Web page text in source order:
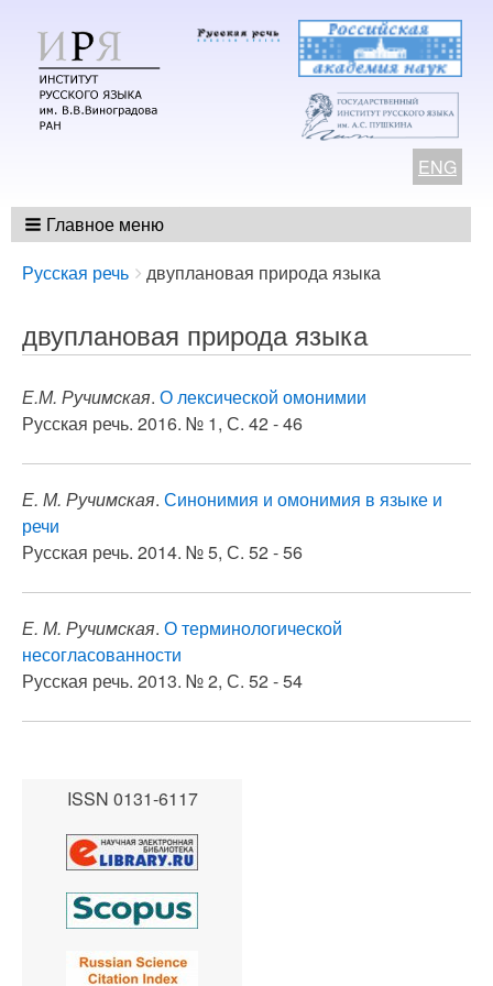
ENG
Главное меню
Breadcrumbs
You
here:
Русская речь двуплановая природа языка
двуплановая природа языка
Е.М. Ручимская. О лексической омонимии
Русская речь. 2016. № 1, С. 42 - 46
Е. М. Ручимская. Синонимия и омонимия в языке и
речи
Русская речь. 2014. № 5, С. 52 - 56
Е. М. Ручимская. О терминологической
несогласованности
Русская речь. 2013. № 2, С. 52 - 54
ISSN 0131-6117